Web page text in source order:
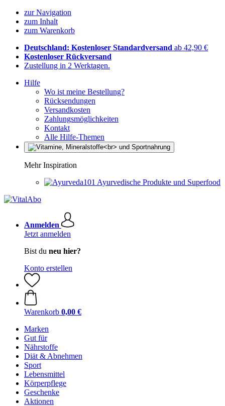
zur Navigation
zum Inhalt
zum Warenkorb
Deutschland: Kostenloser Standardversand ab 42,90 €
Kostenloser Rückversand
Zustellung in 2 Werktagen.
Hilfe
Wo ist meine Bestellung?
Rücksendungen
Versandkosten
Zahlungsmöglichkeiten
Kontakt
Alle Hilfe-Themen
Mehr Inspiration
Ayurvedische Produkte und Superfood
Anmelden
Jetzt anmelden
Bist du neu hier?
Konto erstellen
Warenkorb 0,00 €
Marken
Gut für
Nährstoffe
Diät & Abnehmen
Sport
Lebensmittel
Körperpflege
Geschenke
Aktionen